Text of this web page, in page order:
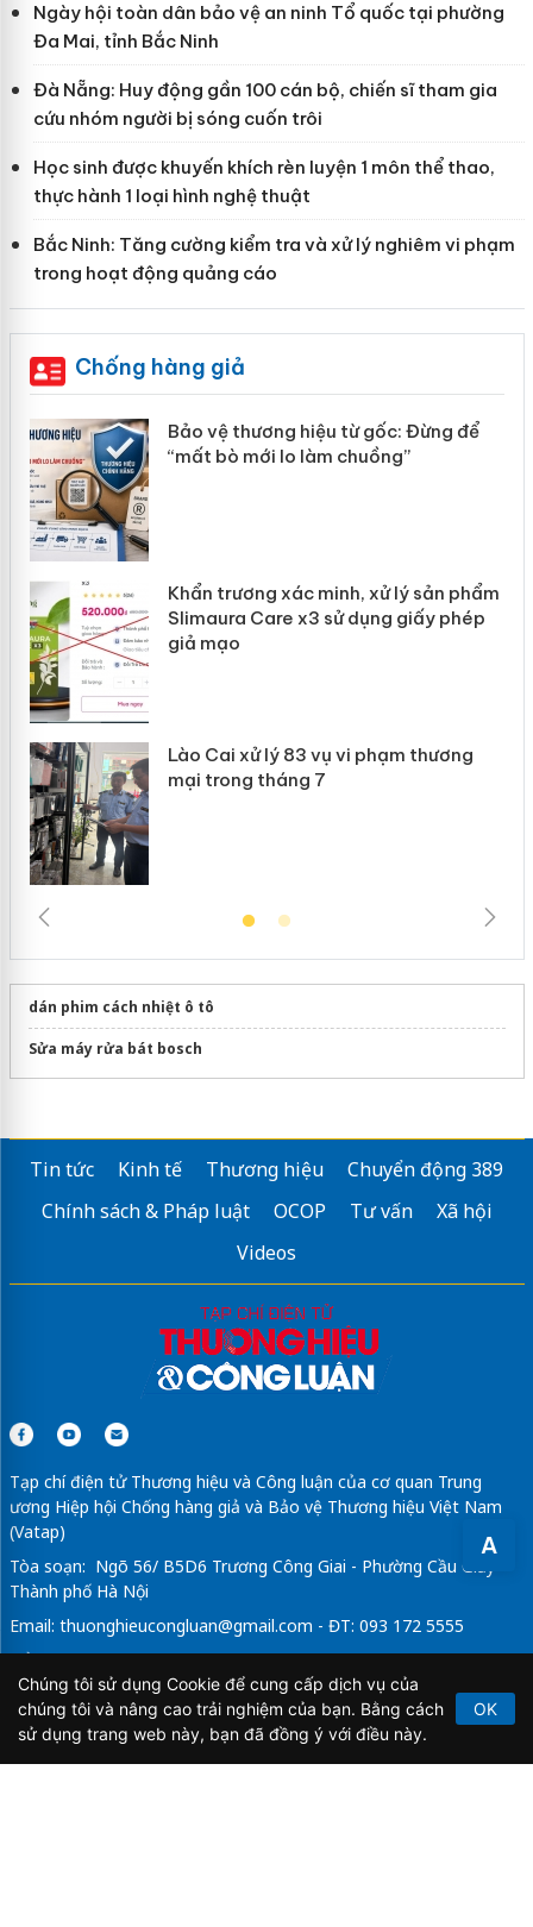
A
Ngày hội toàn dân bảo vệ an ninh Tổ quốc tại phường
Đa Mai, tỉnh Bắc Ninh
Đà Nẵng: Huy động gần 100 cán bộ, chiến sĩ tham gia
cứu nhóm người bị sóng cuốn trôi
Học sinh được khuyến khích rèn luyện 1 môn thể thao,
thực hành 1 loại hình nghệ thuật
Bắc Ninh: Tăng cường kiểm tra và xử lý nghiêm vi phạm
trong hoạt động quảng cáo
Chống hàng giả
Bảo vệ thương hiệu từ gốc: Đừng để
“mất bò mới lo làm chuồng”
Khẩn trương xác minh, xử lý sản phẩm
Slimaura Care x3 sử dụng giấy phép
giả mạo
Lào Cai xử lý 83 vụ vi phạm thương
mại trong tháng 7
dán phim cách nhiệt ô tô
Sửa máy rửa bát bosch
Tin tức Kinh tế Thương hiệu
Chuyển động 389
Chính sách & Pháp luật
OCOP Tư vấn
Xã hội
Videos
Tạp chí điện tử Thương hiệu và Công luận của cơ quan Trung
ương Hiệp hội Chống hàng giả và Bảo vệ Thương hiệu Việt Nam
(Vatap)
Tòa soạn: Ngõ 56/ B5D6 Trương Công Giai - Phường Cầu Giấy -
Thành phố Hà Nội
Email: thuonghieucongluan@gmail.com - ĐT: 093 172 5555
Tổng Biên Tập: Vũ Đức Thuận
Giấy phép hoạt động báo chí điện tử số 64/GP-BTTTT do Bộ
Thông tin và Truyền thông cấp ngày 21/2/2020.
Chúng tôi sử dụng Cookie để cung cấp dịch vụ của
chúng tôi và nâng cao trải nghiệm của bạn. Bằng cách
sử dụng trang web này, bạn đã đồng ý với điều này.
OK